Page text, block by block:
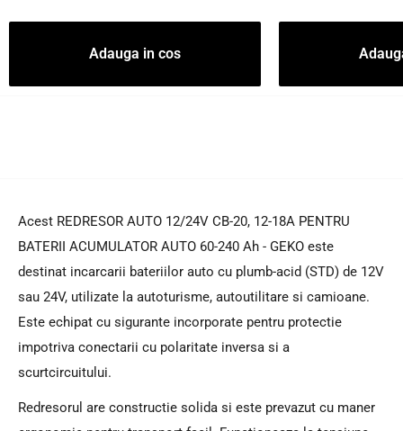
Adauga in cos
Acest REDRESOR AUTO 12/24V CB-20, 12-18A PENTRU
BATERII ACUMULATOR AUTO 60-240 Ah - GEKO este
destinat incarcarii bateriilor auto cu plumb-acid (STD) de 12V
sau 24V, utilizate la autoturisme, autoutilitare si camioane.
Este echipat cu sigurante incorporate pentru protectie
impotriva conectarii cu polaritate inversa si a
scurtcircuitului.
Redresorul are constructie solida si este prevazut cu maner